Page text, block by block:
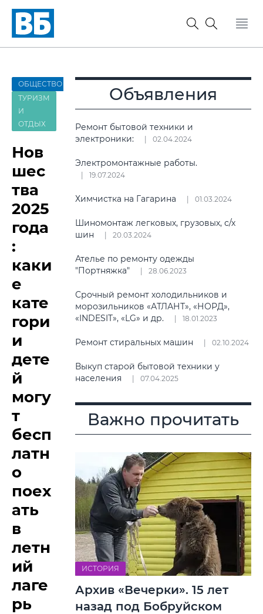
ОБЩЕСТВО
ТУРИЗМ
И
ОТДЫХ
Нов
шес
тва
2025
года
:
каки
е
кате
гори
и
дете
й
могу
т
бесп
латн
о
поех
ать
в
летн
ий
лаге
рь
Объявления
Ремонт бытовой техники и
электроники:
02.04.2024
Электромонтажные работы.
19.07.2024
Химчистка на Гагарина 01.03.2024
Шиномонтаж легковых, грузовых, с/х
шин
20.03.2024
Ателье по ремонту одежды
"Портняжка"
28.06.2023
Срочный ремонт холодильников и
морозильников «АТЛАНТ», «НОРД»,
«INDESIT», «LG» и др.
18.01.2023
Ремонт стиральных машин 02.10.2024
Выкуп старой бытовой техники у
населения
07.04.2025
Важно прочитать
ИСТОРИЯ
Архив «Вечерки». 15 лет
назад под Бобруйском